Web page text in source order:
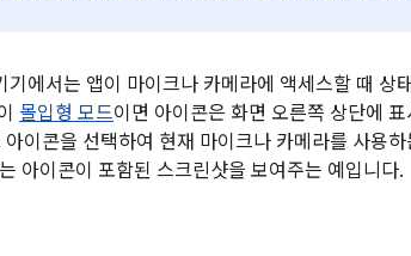
에서는 앱이 마이크나 카메라에 액세스할 때 상
몰입형 모드이면 아이콘은 화면 오른쪽 상단에 표
이콘을 선택하여 현재 마이크나 카메라를 사용하
아이콘이 포함된 스크린샷을 보여주는 예입니다.